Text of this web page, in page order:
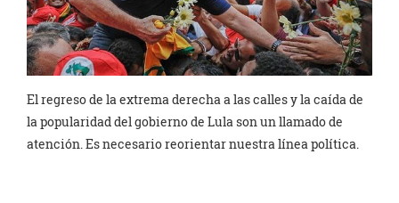
El regreso de la extrema derecha a las calles y la caída de
la popularidad del gobierno de Lula son un llamado de
atención. Es necesario reorientar nuestra línea política.